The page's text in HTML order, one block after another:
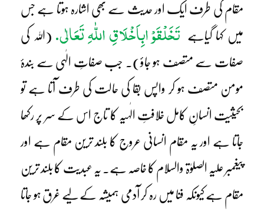
مقام کی طرف ایک اور حدیث سے بھی اشارہ ہوتا ہے جس
میں کہا گیاہے تَخَلْقَوْ ابِاَخْلَاقِ اللّٰہِ تَعَالٰی. (اللہ کی
صفات سے متصف ہو جاؤ)۔ جب صفاتِ الٰہی سے بندۂ
مومن متصف ہو کر واپس بقا کی حالت کی طرف آتا ہے تو
بحیثیت انسانِ کامل خلافتِ الٰہیہ کا تاج اس کے سر پر رکھا
جاتا ہے اور یہ مقام انسانی عروج کا بلند ترین مقام ہے اور
پیغمبر علیہ الصلوٰۃ والسلام کا خاصہ ہے۔ یہ عبدیت کا بلند ترین
مقام ہے کیونکہ فنا میں رہ کر آدمی ہمیشہ کے لیے غرق ہو جاتا